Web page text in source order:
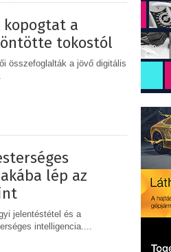
kopogtat a
tokostól
összefoglalták a jövő digitális
lép az
jelentéstétel és a
intelligencia....